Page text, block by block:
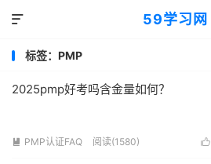
59学习网

标签：PMP
2025pmp好考吗含金量如何？

 PMP认证FAQ 阅读(1580)